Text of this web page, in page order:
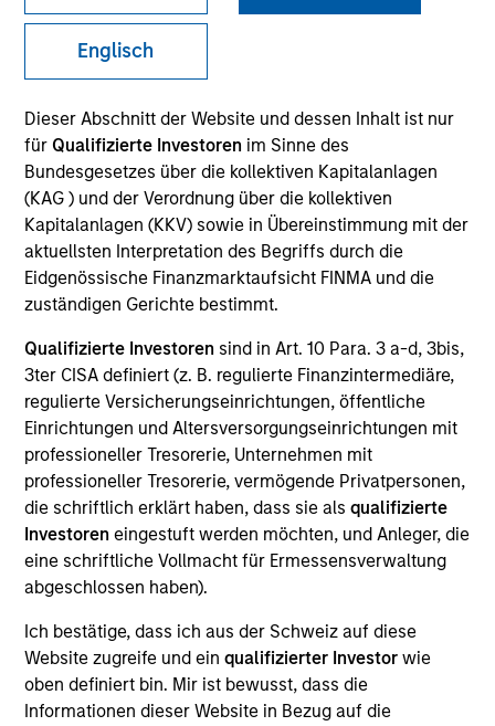
Englisch
Dieser Abschnitt der Website und dessen Inhalt ist nur
für Qualifizierte Investoren im Sinne des
Bundesgesetzes über die kollektiven Kapitalanlagen
(KAG ) und der Verordnung über die kollektiven
Kapitalanlagen (KKV) sowie in Übereinstimmung mit der
aktuellsten Interpretation des Begriffs durch die
Eidgenössische Finanzmarktaufsicht FINMA und die
zuständigen Gerichte bestimmt.
Qualifizierte Investoren sind in Art. 10 Para. 3 a-d, 3bis,
3ter CISA definiert (z. B. regulierte Finanzintermediäre,
regulierte Versicherungseinrichtungen, öffentliche
Einrichtungen und Altersversorgungseinrichtungen mit
professioneller Tresorerie, Unternehmen mit
professioneller Tresorerie, vermögende Privatpersonen,
die schriftlich erklärt haben, dass sie alsqualifizierte
Investoren eingestuft werden möchten, und Anleger, die
eine schriftliche Vollmacht für Ermessensverwaltung
abgeschlossen haben).
Ich bestätige, dass ich aus der Schweiz auf diese
Website zugreife und ein qualifizierter Investor wie
oben definiert bin. Mir ist bewusst, dass die
Informationen dieser Website in Bezug auf die
Quick Facts
Benchmark
Bloomberg Aggregate Index
Insights
Overview
The High Quality Premier strategy takes a risk-controlled
approach that seeks to add value through security
selection, sector emphasis and yield curve
management. We emphasize high quality securitized
bonds due to their attractive yields and low correlation to
risk assets, which help stabilize returns in a diversified
portfolio.